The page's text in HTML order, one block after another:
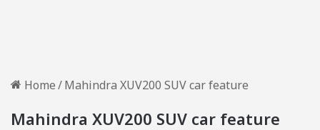
Home/Mahindra XUV200 SUV car feature
Mahindra XUV200 SUV car feature